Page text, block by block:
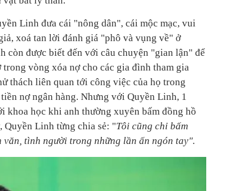
Linh đưa cái "nông dân", cái mộc mạc, vui
xoá tan lời đánh giá "phô và vụng về" ở
còn được biết đến với câu chuyện "gian lận" để
vòng xóa nợ cho các gia đình tham gia
thách liên quan tới công việc của họ trong
nợ ngân hàng. Nhưng với Quyền Linh, 1
khoa học khi anh thường xuyên bấm đồng hồ
Linh từng chia sẻ: "Tôi cũng chỉ bấm
tình người trong những lần ấn ngón tay".